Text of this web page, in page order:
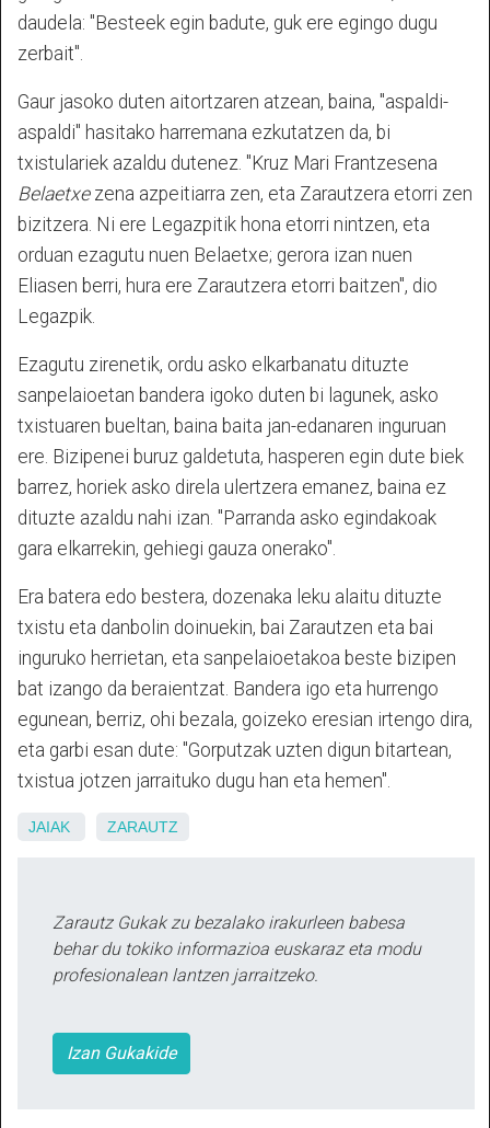
daudela: "Besteek egin badute, guk ere egingo dugu
zerbait".
Gaur jasoko duten aitortzaren atzean, baina, "aspaldi-
aspaldi" hasitako harremana ezkutatzen da, bi
txistulariek azaldu dutenez. "Kruz Mari Frantzesena
Belaetxezena azpeitiarra zen, eta Zarautzera etorri zen
bizitzera. Ni ere Legazpitik hona etorri nintzen, eta
orduan ezagutu nuen Belaetxe; gerora izan nuen
Eliasen berri, hura ere Zarautzera etorri baitzen", dio
Legazpik.
Ezagutu zirenetik, ordu asko elkarbanatu dituzte
sanpelaioetan bandera igoko duten bi lagunek, asko
txistuaren bueltan, baina baita jan-edanaren inguruan
ere. Bizipenei buruz galdetuta, hasperen egin dute biek
barrez, horiek asko direla ulertzera emanez, baina ez
dituzte azaldu nahi izan. "Parranda asko egindakoak
gara elkarrekin, gehiegi gauza onerako".
Era batera edo bestera, dozenaka leku alaitu dituzte
txistu eta danbolin doinuekin, bai Zarautzen eta bai
inguruko herrietan, eta sanpelaioetakoa beste bizipen
bat izango da beraientzat. Bandera igo eta hurrengo
egunean, berriz, ohi bezala, goizeko eresian irtengo dira,
eta garbi esan dute: "Gorputzak uzten digun bitartean,
txistua jotzen jarraituko dugu han eta hemen".
JAIAK ZARAUTZ
Zarautz Gukak zu bezalako irakurleen babesa
behar du tokiko informazioa euskaraz eta modu
profesionalean lantzen jarraitzeko.
Izan Gukakide